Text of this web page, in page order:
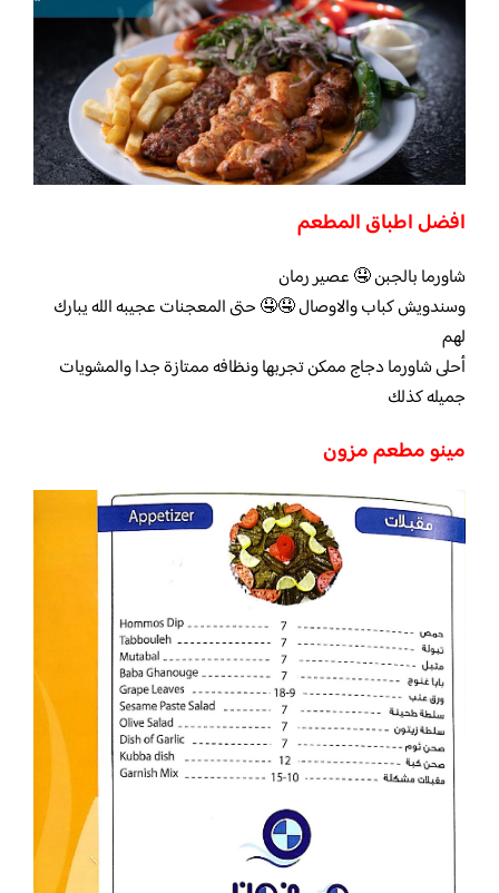
افضل اطباق المطعم
شاورما بالجبن 🤤 عصير رمان
وسندويش كباب والاوصال 🤤🤤 حتى المعجنات عجيبه الله يبارك
لهم
أحلى شاورما دجاج ممكن تجربها ونظافه ممتازة جدا والمشويات
جميله كذلك
مينو مطعم مزون